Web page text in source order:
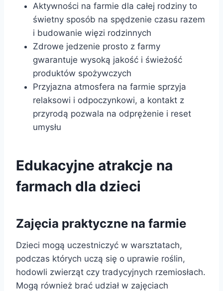
Aktywności na farmie dla całej rodziny to
świetny sposób na spędzenie czasu razem
i budowanie więzi rodzinnych
Zdrowe jedzenie prosto z farmy
gwarantuje wysoką jakość i świeżość
produktów spożywczych
Przyjazna atmosfera na farmie sprzyja
relaksowi i odpoczynkowi, a kontakt z
przyrodą pozwala na odprężenie i reset
umysłu
Edukacyjne atrakcje na
farmach dla dzieci
Zajęcia praktyczne na farmie
Dzieci mogą uczestniczyć w warsztatach,
podczas których uczą się o uprawie roślin,
hodowli zwierząt czy tradycyjnych rzemiosłach.
Mogą również brać udział w zajęciach